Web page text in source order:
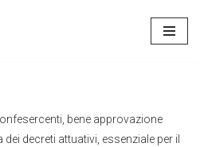
bene approvazione
decreti attuativi, essenziale per il